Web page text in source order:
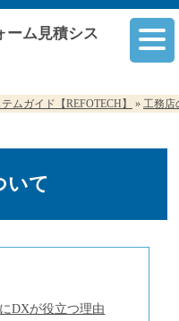
ーム見積シス
ムガイド【REFOTECH】 » 工務店
いて
DXが役立つ理由